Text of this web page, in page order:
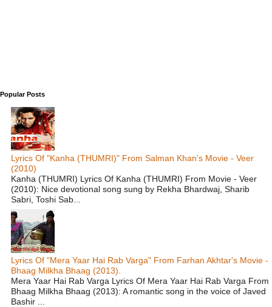
Popular Posts
Lyrics Of "Kanha (THUMRI)" From Salman Khan's Movie - Veer
(2010)
Kanha (THUMRI) Lyrics Of Kanha (THUMRI) From Movie - Veer
(2010): Nice devotional song sung by Rekha Bhardwaj, Sharib
Sabri, Toshi Sab...
Lyrics Of "Mera Yaar Hai Rab Varga" From Farhan Akhtar's Movie -
Bhaag Milkha Bhaag (2013).
Mera Yaar Hai Rab Varga Lyrics Of Mera Yaar Hai Rab Varga From
Bhaag Milkha Bhaag (2013): A romantic song in the voice of Javed
Bashir ...